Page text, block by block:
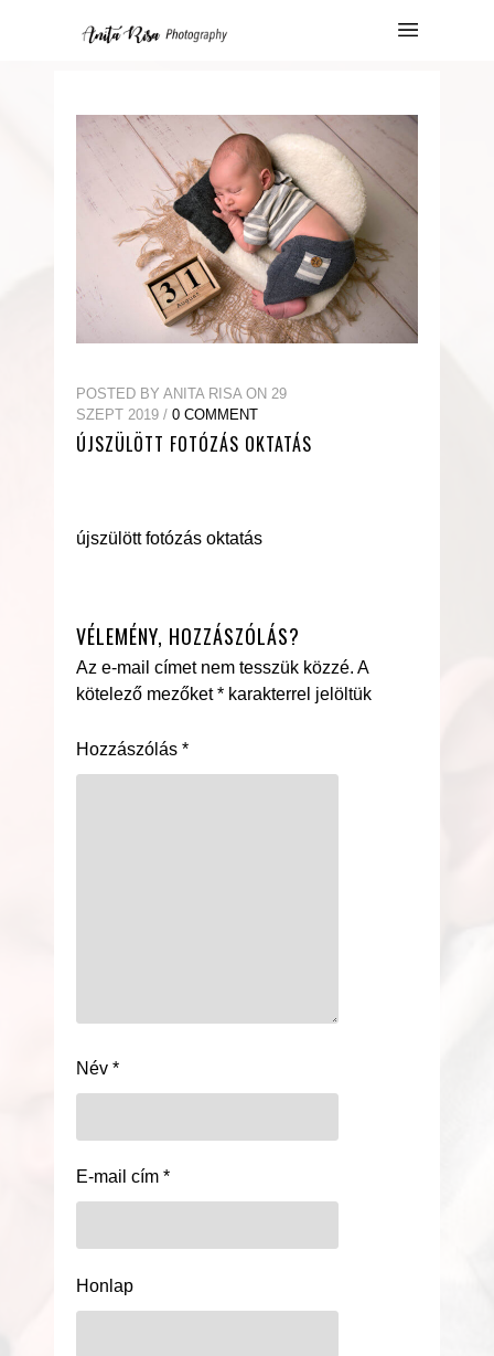
POSTED BY ANITA RISA ON 29
SZEPT 2019 / 0 COMMENT
ÚJSZÜLÖTT FOTÓZÁS OKTATÁS
újszülött fotózás oktatás
VÉLEMÉNY, HOZZÁSZÓLÁS?
Az e-mail címet nem tesszük közzé. A
kötelező mezőket* karakterrel jelöltük
Hozzászólás *
Név *
E-mail cím *
Honlap